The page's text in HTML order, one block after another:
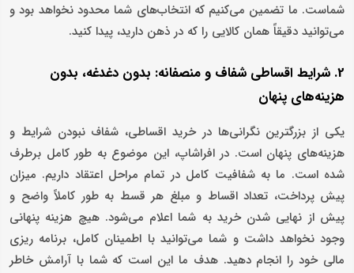
شماست. ما تضمین می‌کنیم که انتخاب‌های شما محدود نخواهد بود و
می‌توانید دقیقاً همان کالایی را که در ذهن دارید، پیدا کنید.
2. شرایط اقساطی شفاف و منصفانه: بدون دغدغه، بدون
هزینه‌های پنهان
یکی از بزرگترین نگرانی‌ها در خرید اقساطی، شفاف نبودن شرایط و
هزینه‌های پنهان است. در افراشاپ، این موضوع به طور کامل برطرف
شده است. ما به شفافیت کامل در تمام مراحل اعتقاد داریم. میزان
پیش‌ پرداخت، تعداد اقساط و مبلغ هر قسط به طور کاملاً واضح و
پیش از نهایی شدن خرید به شما اعلام می‌شود. هیچ هزینه پنهانی
وجود نخواهد داشت و شما می‌توانید با اطمینان کامل، برنامه ‌ریزی
مالی خود را انجام دهید. هدف ما این است که شما با آرامش خاطر